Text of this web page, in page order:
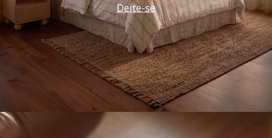
Deite-se